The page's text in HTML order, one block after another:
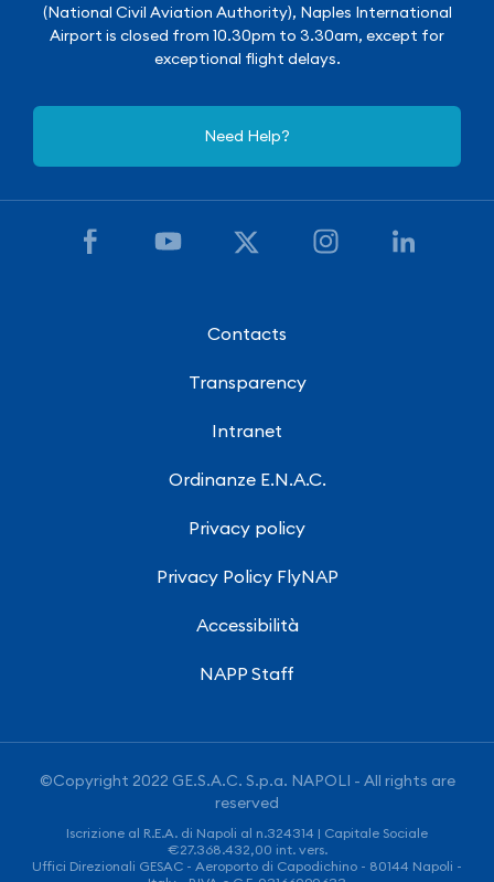
(National Civil Aviation Authority), Naples International
Airport is closed from 10.30pm to 3.30am, except for
exceptional flight delays.
Need Help?
Contacts
Transparency
Intranet
Ordinanze E.N.A.C.
Privacy policy
Privacy Policy FlyNAP
Accessibilità
NAPP Staff
©Copyright 2022 GE.S.A.C. S.p.a. NAPOLI - All rights are
reserved
Iscrizione al R.E.A. di Napoli al n.324314 | Capitale Sociale
€27.368.432,00 int. vers.
Uffici Direzionali GESAC - Aeroporto di Capodichino - 80144 Napoli -